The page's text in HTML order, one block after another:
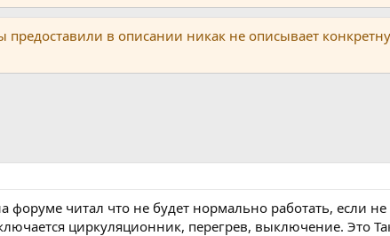
в описании никак не описывает
форуме читал что не будет нормально работать, если
циркуляционник, перегрев, выключение. Это